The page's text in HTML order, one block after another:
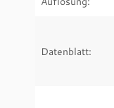
Datenblatt: